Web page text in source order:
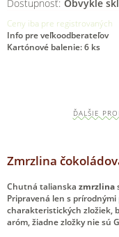
Dostupnosť: Obvykle
Ceny iba pre registrovaných
Info pre veľkoodberateľov
Kartónové balenie: 6 ks
ĎALŠIE
Zmrzlina
Chutná talianska zmrzlina
Pripravená len s
charakteristických zložiek,
aróm, žiadne zložky nie sú